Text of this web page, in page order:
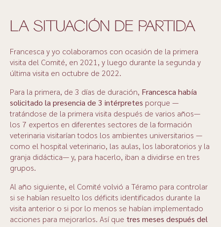
LA SITUACIÓN DE PARTIDA
Francesca y yo colaboramos con ocasión de la primera
visita del Comité, en 2021, y luego durante la segunda y
última visita en octubre de 2022.
Para la primera, de 3 días de duración, Francesca había
solicitado la presencia de 3 intérpretes porque —
tratándose de la primera visita después de varios años—
los 7 expertos en diferentes sectores de la formación
veterinaria visitarían todos los ambientes universitarios —
como el hospital veterinario, las aulas, los laboratorios y la
granja didáctica— y, para hacerlo, iban a dividirse en tres
grupos.
Al año siguiente, el Comité volvió a Téramo para controlar
si se habían resuelto los déficits identificados durante la
visita anterior o si por lo menos se habían implementado
acciones para mejorarlos. Así que tres meses después del